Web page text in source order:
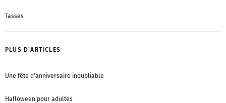
Tasses
PLUS D'ARTICLES
Une fête d'anniversaire inoubliable
Halloween pour adultes